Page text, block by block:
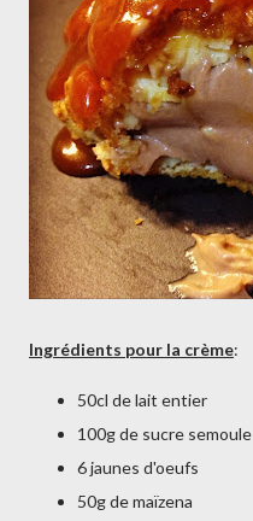
Ingrédients pour la crème:
50cl de lait entier
100g de sucre semoule
6 jaunes d'oeufs
50g de maïzena